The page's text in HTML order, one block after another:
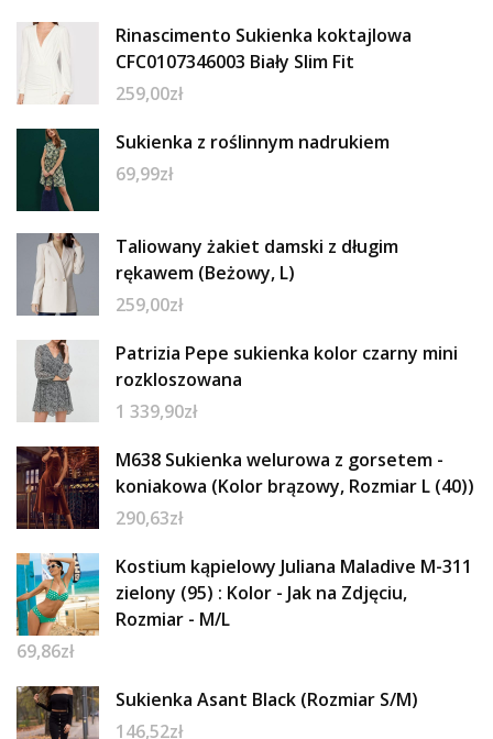
Rinascimento Sukienka koktajlowa
CFC0107346003 Biały Slim Fit
259,00zł
Sukienka z roślinnym nadrukiem
69,99zł
Taliowany żakiet damski z długim
rękawem (Beżowy, L)
259,00zł
Patrizia Pepe sukienka kolor czarny mini
rozkloszowana
1 339,90zł
M638 Sukienka welurowa z gorsetem -
koniakowa (Kolor brązowy, Rozmiar L (40))
290,63zł
Kostium kąpielowy Juliana Maladive M-311
zielony (95) : Kolor - Jak na Zdjęciu,
Rozmiar - M/L
69,86zł
Sukienka Asant Black (Rozmiar S/M)
146,52zł